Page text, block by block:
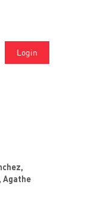
Login
Agathe